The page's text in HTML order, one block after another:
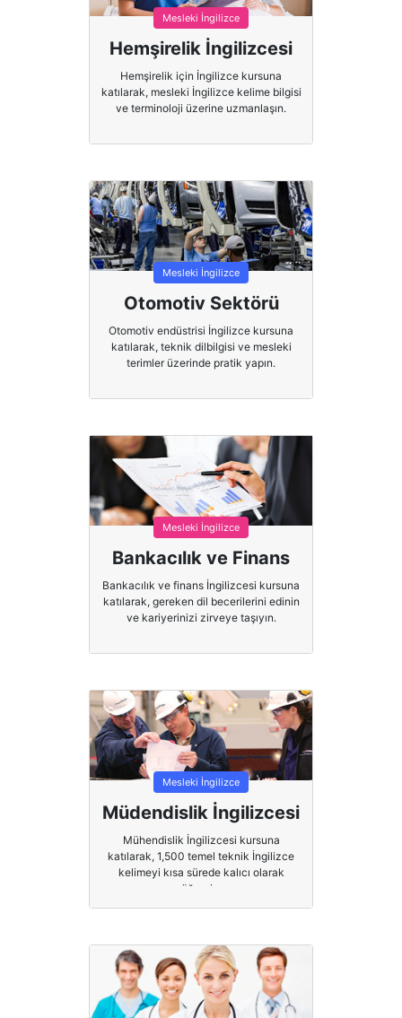
Mesleki İngilizce
Hemşirelik İngilizcesi
Hemşirelik için İngilizce kursuna
katılarak, mesleki İngilizce kelime bilgisi
ve terminoloji üzerine uzmanlaşın.
Mesleki İngilizce
Otomotiv Sektörü
Otomotiv endüstrisi İngilizce kursuna
katılarak, teknik dilbilgisi ve mesleki
terimler üzerinde pratik yapın.
Mesleki İngilizce
Bankacılık ve Finans
Bankacılık ve finans İngilizcesi kursuna
katılarak, gereken dil becerilerini edinin
ve kariyerinizi zirveye taşıyın.
Mesleki İngilizce
Müdendislik İngilizcesi
Mühendislik İngilizcesi kursuna
katılarak, 1,500 temel teknik İngilizce
kelimeyi kısa sürede kalıcı olarak
öğrenin.